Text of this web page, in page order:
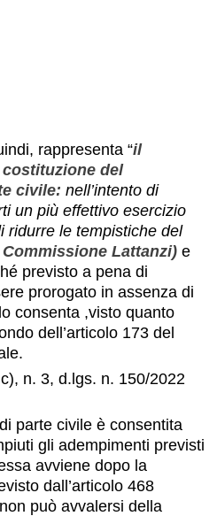
rappresenta “il
del
civile: nell’intento di
un più effettivo esercizio
ridurre le tempistiche del
Lattanzi) e
previsto a pena di
prorogato in assenza di
consenta ,visto quanto
dell’articolo 173 del
n. 3, d.lgs. n. 150/2022
parte civile è consentita
gli adempimenti previsti
avviene dopo la
dall’articolo 468
può avvalersi della